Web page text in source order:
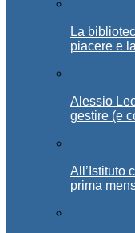
La
piacere e
Alessio
gestire (e
All’Istituto
prima